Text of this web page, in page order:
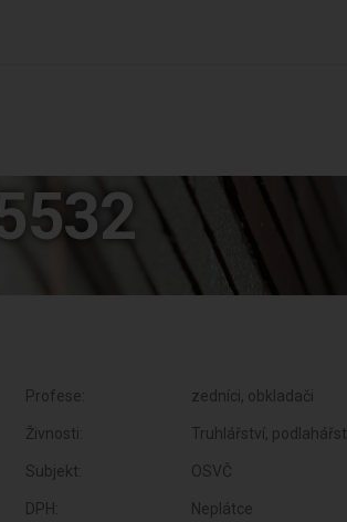
Profese: zedníci, obkladači
Živnosti: Truhlářství,
Subjekt: OSVČ
DPH: Neplátce